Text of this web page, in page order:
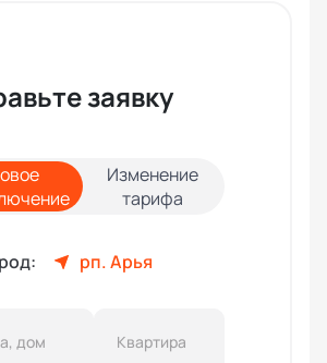
заявку
Изменение
тарифа
рп. Арья